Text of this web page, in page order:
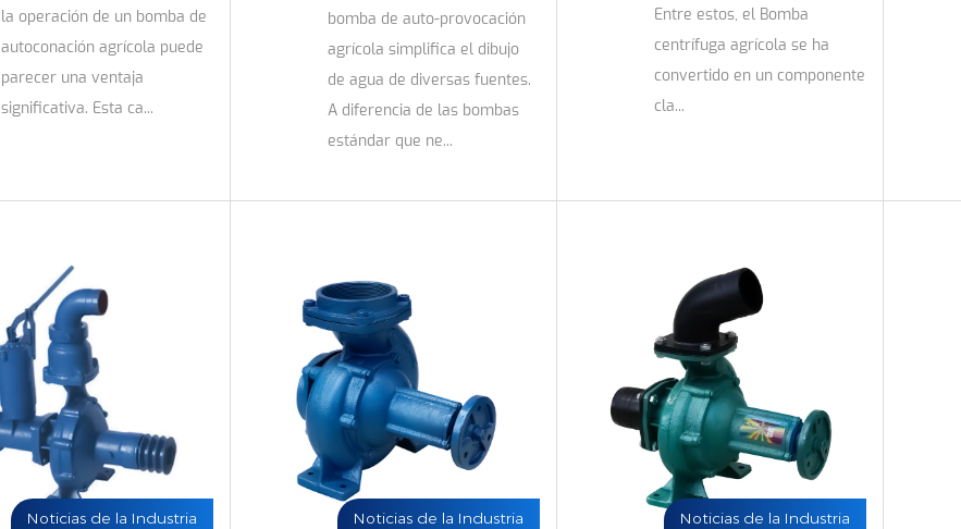
la operación de un bomba de
autoconación agrícola puede
parecer una ventaja
significativa. Esta ca...
bomba de auto-provocación
agrícola simplifica el dibujo
de agua de diversas fuentes.
A diferencia de las bombas
estándar que ne...
Entre estos, el Bomba
centrífuga agrícola se ha
convertido en un componente
cla...
Noticias de la Industria Noticias de la Industria Noticias de la Industria